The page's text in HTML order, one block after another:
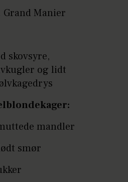
Grand Manier
skovsyre,
og lidt
mandler
smør